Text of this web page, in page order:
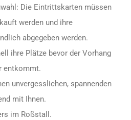
Die Eintrittskarten müssen
werden und ihre
abgegeben werden.
ihre Plätze bevor der Vorhang
entkommt.
unvergesslichen, spannenden
mit Ihnen.
im Roßstall.